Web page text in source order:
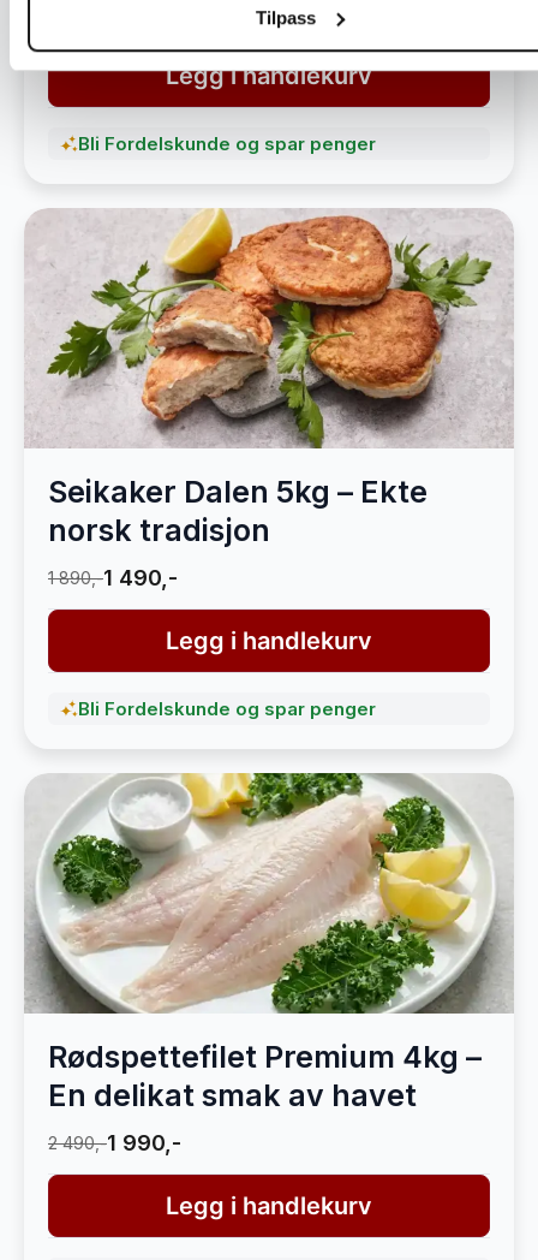
Tilpass
Legg i handlekurv
Bli Fordelskunde og spar penger
Seikaker Dalen 5kg – Ekte
norsk tradisjon
1 890,-1 490,-
Legg i handlekurv
Bli Fordelskunde og spar penger
Rødspettefilet Premium 4kg –
En delikat smak av havet
2 490,-1 990,-
Legg i handlekurv